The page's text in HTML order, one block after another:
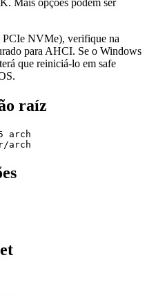
PCIe NVMe), verifique na
para AHCI. Se o Windows
que reiniciá-lo em safe
raíz